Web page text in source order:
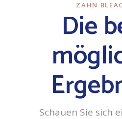
ZAHN
Die
Schauen Sie sich